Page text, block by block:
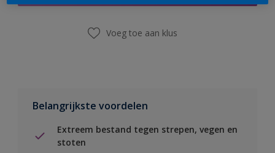
Voeg toe aan klus
Belangrijkste voordelen
Extreem bestand tegen strepen, vegen en
stoten